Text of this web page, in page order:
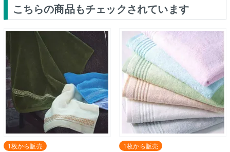
こちらの商品もチェックされています
1枚から販売 1枚から販売